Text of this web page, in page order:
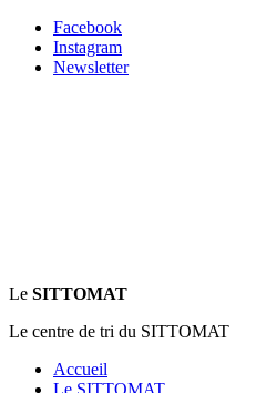
Facebook
Instagram
Newsletter
Le SITTOMAT
Le centre de tri du SITTOMAT
Accueil
Le SITTOMAT